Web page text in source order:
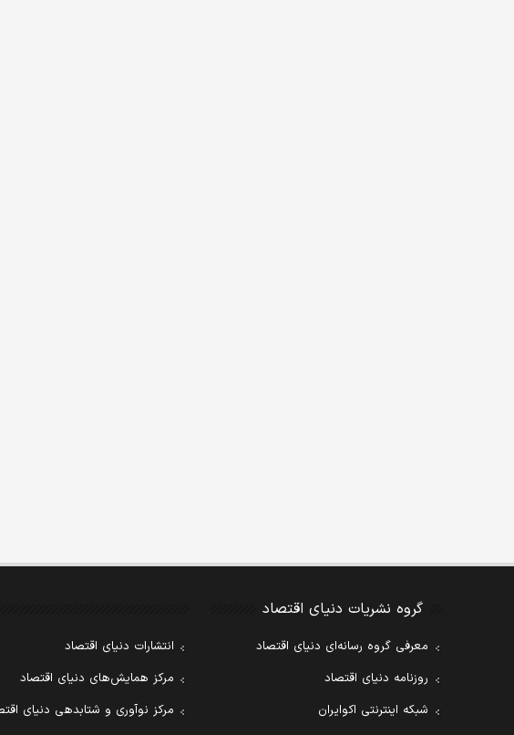
گروه نشریات دنیای اقتصاد
معرفی گروه رسانه‌ای دنیای اقتصاد
روزنامه دنیای اقتصاد
شبکه اینترنتی اکوایران
انتشارات دنیای اقتصاد
مرکز همایش‌های دنیای اقتصاد
مرکز نوآوری و شتابدهی دنیای